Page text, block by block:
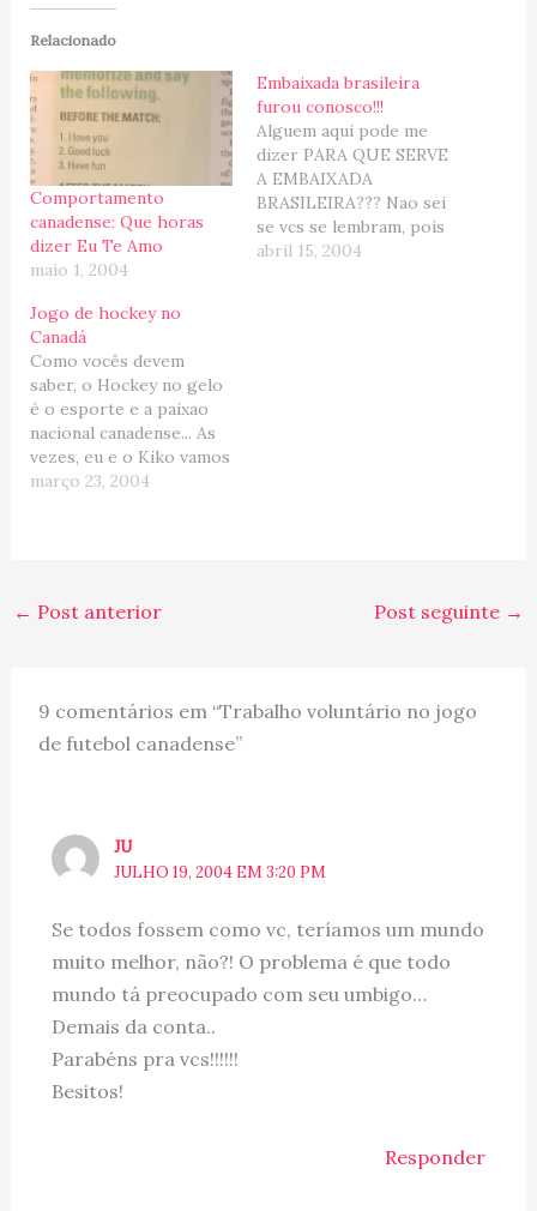
Relacionado
Comportamento
canadense: Que horas
dizer Eu Te Amo
maio 1, 2004
Embaixada brasileira
furou conosco!!!
Alguem aqui pode me
dizer PARA QUE SERVE
A EMBAIXADA
BRASILEIRA??? Nao sei
se vcs se lembram, pois
foi um dos meus
abril 15, 2004
Jogo de hockey no
Canadá
Como vocês devem
saber, o Hockey no gelo
é o esporte e a paixao
nacional canadense... As
vezes, eu e o Kiko vamos
assistir uma partida ou
No caso do hockey,
gosto da velocidade…
março 23, 2004
← Post anterior Post seguinte →
9 comentários em “Trabalho voluntário no jogo
de futebol canadense”
JU
JULHO 19, 2004 EM 3:20 PM
Se todos fossem como vc, teríamos um mundo
muito melhor, não?! O problema é que todo
mundo tá preocupado com seu umbigo…
Demais da conta..
Parabéns pra vcs!!!!!!
Besitos!
Responder